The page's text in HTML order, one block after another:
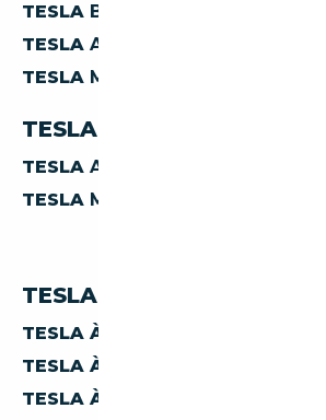
TESLA BREAK
TESLA AUTRES
TESLA MONOSPACE
TESLA PAR TRANSMISSION
TESLA AUTOMATIQUE
TESLA MANUELLE
TESLA PAR PRIX
TESLA À MOINS DE 10 000 €
TESLA À MOINS DE 15 000 €
TESLA À MOINS DE 20 000 €